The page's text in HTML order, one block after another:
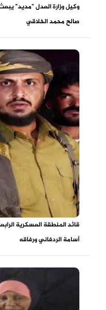
وكيل وزارة العدل "مديد"
صالح محمد الخلاقي
قائد المنطقة العسكرية
أسامة الردفاني ورفاقه